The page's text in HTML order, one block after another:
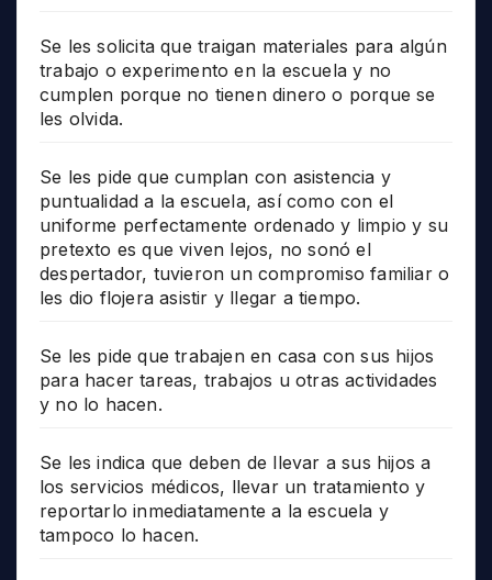
Se les solicita que traigan materiales para algún
trabajo o experimento en la escuela y no
cumplen porque no tienen dinero o porque se
les olvida.
Se les pide que cumplan con asistencia y
puntualidad a la escuela, así como con el
uniforme perfectamente ordenado y limpio y su
pretexto es que viven lejos, no sonó el
despertador, tuvieron un compromiso familiar o
les dio flojera asistir y llegar a tiempo.
Se les pide que trabajen en casa con sus hijos
para hacer tareas, trabajos u otras actividades
y no lo hacen.
Se les indica que deben de llevar a sus hijos a
los servicios médicos, llevar un tratamiento y
reportarlo inmediatamente a la escuela y
tampoco lo hacen.